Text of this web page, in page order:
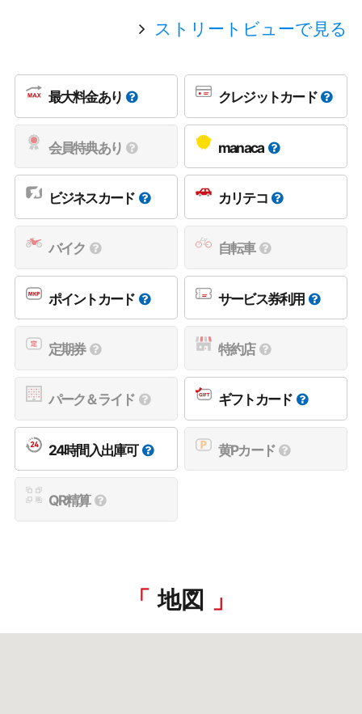
ストリートビューで見る
最大料金あり クレジットカード
会員特典あり manaca
ビジネスカード カリテコ
バイク 自転車
ポイントカード サービス券利用
定期券 特約店
パーク＆ライド ギフトカード
24時間入出庫可 黄Pカード
QR精算
地図